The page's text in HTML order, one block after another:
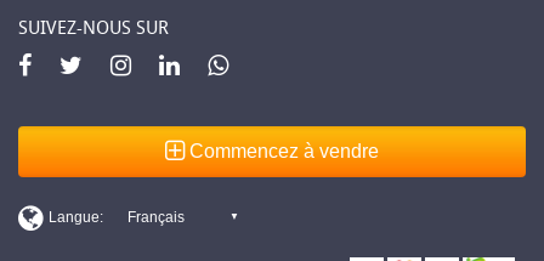
SUIVEZ-NOUS SUR
Commencez à vendre